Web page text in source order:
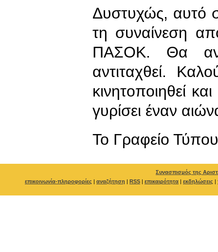
Δυστυχώς, αυτό
τη συναίνεση
ΠΑΣΟΚ. Θα
αντιταχθεί.
κινητοποιηθεί
γυρίσει έναν
To Γραφείο Τύπου
Συνασπισμός της
επικοινωνία-πληροφορίες | αναζήτηση | RSS | επικαιρότητα | εκδηλώσεις |